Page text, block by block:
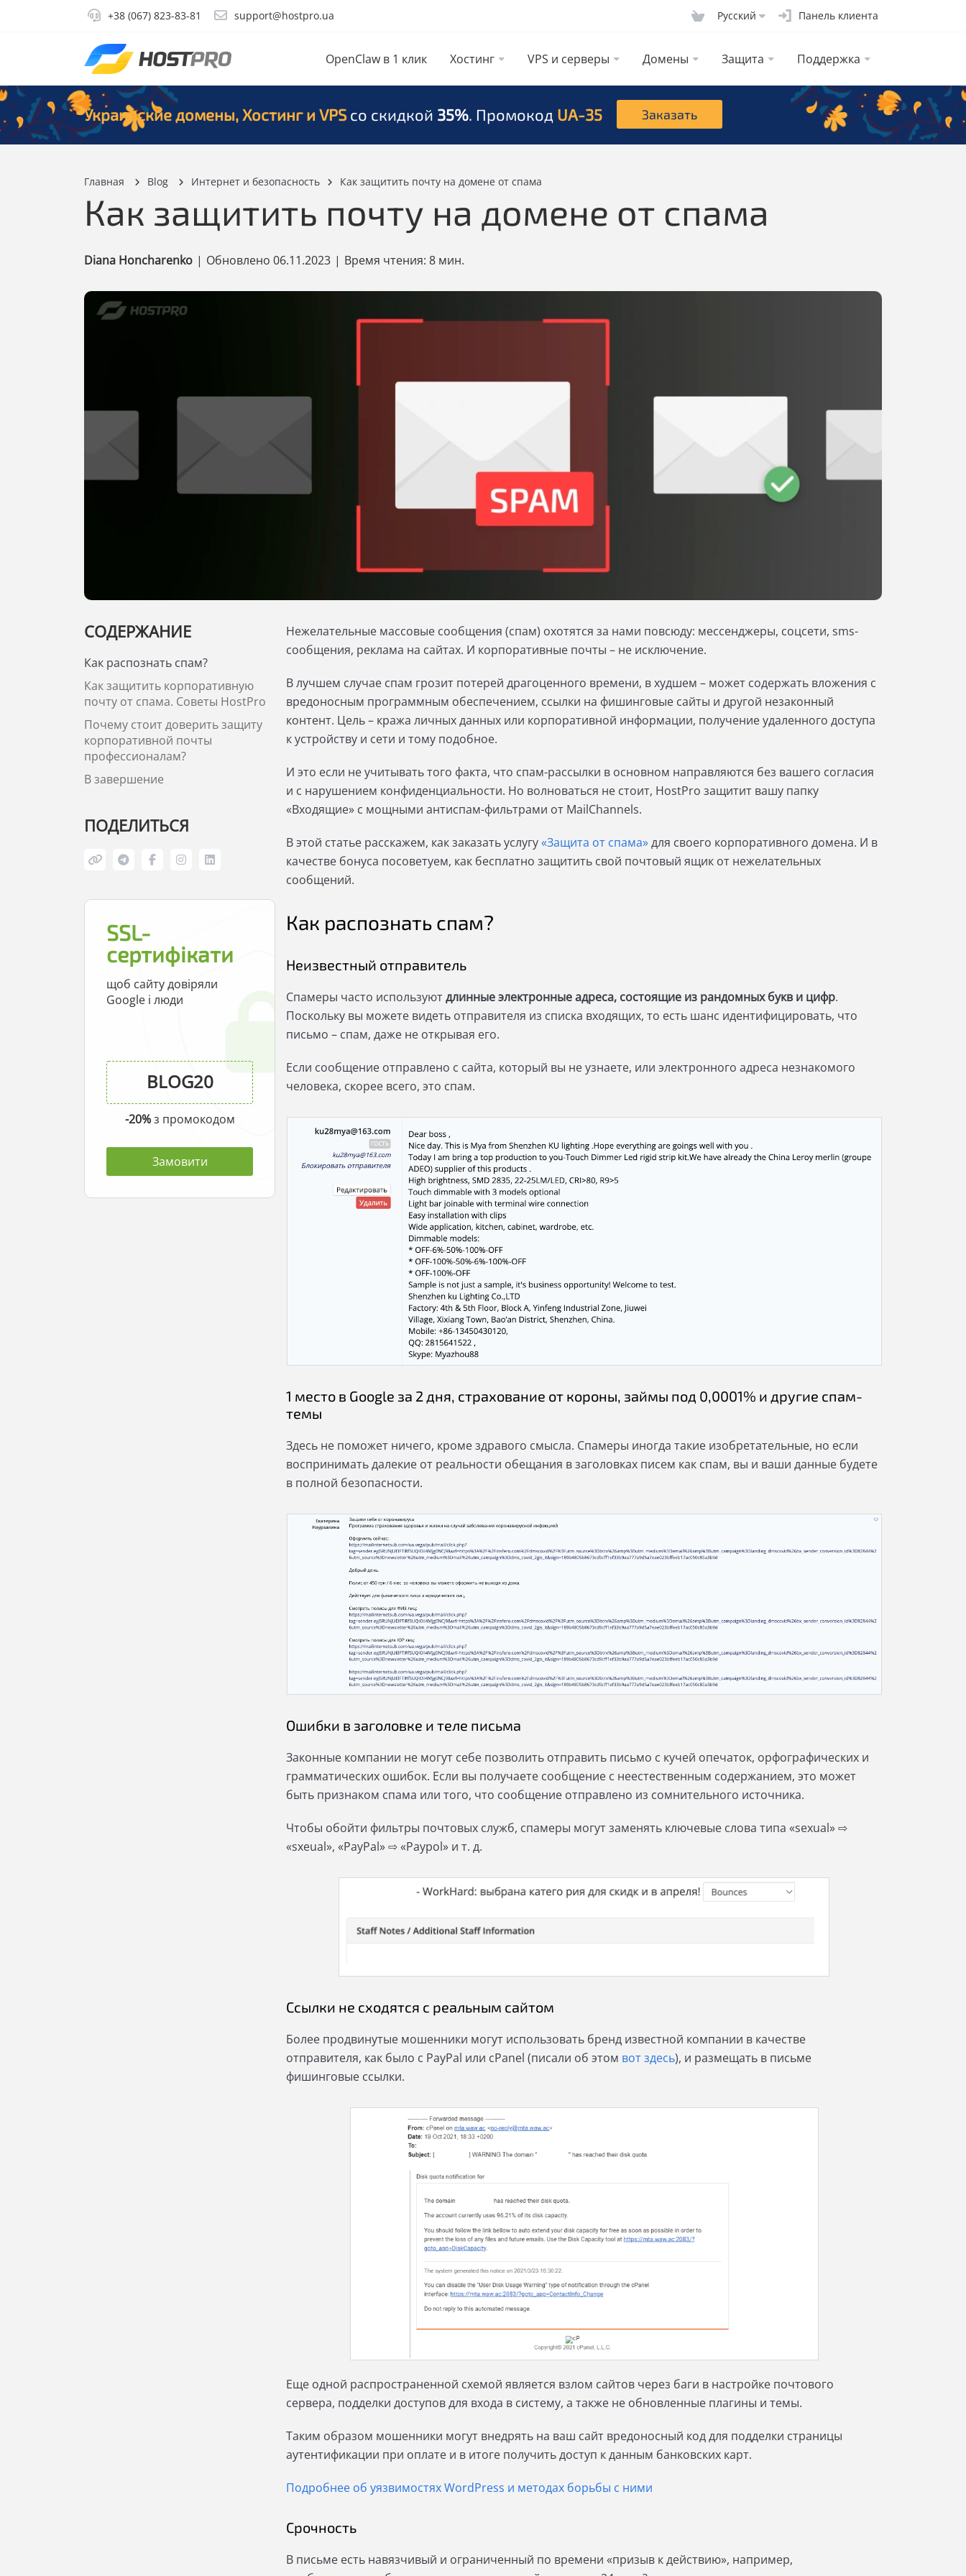
+38 (067) 823-83-81 support@hostpro.ua Русcкий Панель клиента
OpenClaw в 1 клик Хостинг VPS и серверы Домены Защита Поддержка
Украинские домены, Хостинг и VPS со скидкой 35%. Промокод UA-35 Заказать
Главная Blog Интернет и безопасность Как защитить почту на домене от спама
Как защитить почту на домене от спама
Diana Honcharenko | Обновлено 06.11.2023 | Время чтения: 8 мин.
СОДЕРЖАНИЕ
Как распознать спам?
Как защитить корпоративную
почту от спама. Советы HostPro
Почему стоит доверить защиту
корпоративной почты
профессионалам?
В завершение
ПОДЕЛИТЬСЯ
SSL-
сертифікати
щоб сайту довіряли
Google і люди
-20%з промокодом
Замовити
Нежелательные массовые сообщения (спам) охотятся за нами повсюду: мессенджеры, соцсети, sms-
сообщения, реклама на сайтах. И корпоративные почты – не исключение.
В лучшем случае спам грозит потерей драгоценного времени, в худшем – может содержать вложения с
вредоносным программным обеспечением, ссылки на фишинговые сайты и другой незаконный
контент. Цель – кража личных данных или корпоративной информации, получение удаленного доступа
к устройству и сети и тому подобное.
И это если не учитывать того факта, что спам-рассылки в основном направляются без вашего согласия
и с нарушением конфиденциальности. Но волноваться не стоит, HostPro защитит вашу папку
«Входящие» с мощными антиспам-фильтрами от MailChannels.
В этой статье расскажем, как заказать услугу«Защита от спама»для своего корпоративного домена. И в
качестве бонуса посоветуем, как бесплатно защитить свой почтовый ящик от нежелательных
сообщений.
Как распознать спам?
Неизвестный отправитель
Спамеры часто используютдлинные электронные адреса, состоящие из рандомных букв и цифр.
Поскольку вы можете видеть отправителя из списка входящих, то есть шанс идентифицировать, что
письмо – спам, даже не открывая его.
Если сообщение отправлено с сайта, который вы не узнаете, или электронного адреса незнакомого
человека, скорее всего, это спам.
1 место в Google за 2 дня, страхование от короны, займы под 0,0001% и другие спам-
темы
Здесь не поможет ничего, кроме здравого смысла. Спамеры иногда такие изобретательные, но если
воспринимать далекие от реальности обещания в заголовках писем как спам, вы и ваши данные будете
в полной безопасности.
Ошибки в заголовке и теле письма
Законные компании не могут себе позволить отправить письмо с кучей опечаток, орфографических и
грамматических ошибок. Если вы получаете сообщение с неестественным содержанием, это может
быть признаком спама или того, что сообщение отправлено из сомнительного источника.
Чтобы обойти фильтры почтовых служб, спамеры могут заменять ключевые слова типа «sexual» ⇨
«sxeual», «PayPal» ⇨ «Paypol» и т. д.
Ссылки не сходятся с реальным сайтом
Более продвинутые мошенники могут использовать бренд известной компании в качестве
отправителя, как было с PayPal или cPanel (писали об этом вот здесь), и размещать в письме
фишинговые ссылки.
Еще одной распространенной схемой является взлом сайтов через баги в настройке почтового
сервера, подделки доступов для входа в систему, а также не обновленные плагины и темы.
Таким образом мошенники могут внедрять на ваш сайт вредоносный код для подделки страницы
аутентификации при оплате и в итоге получить доступ к данным банковских карт.
Подробнее об уязвимостях WordPress и методах борьбы с ними
Срочность
В письме есть навязчивый и ограниченный по времени «призыв к действию», например,